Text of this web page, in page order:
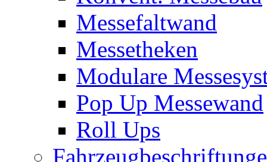
Messefaltwand
Messetheken
Modulare
Pop Up Messewand
Roll Ups